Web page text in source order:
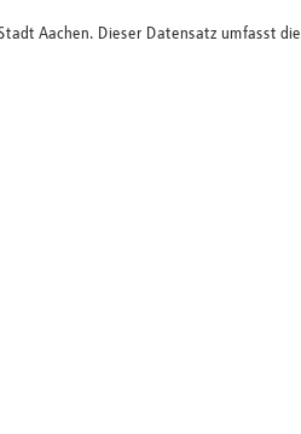
Aachen. Dieser Datensatz umfasst die